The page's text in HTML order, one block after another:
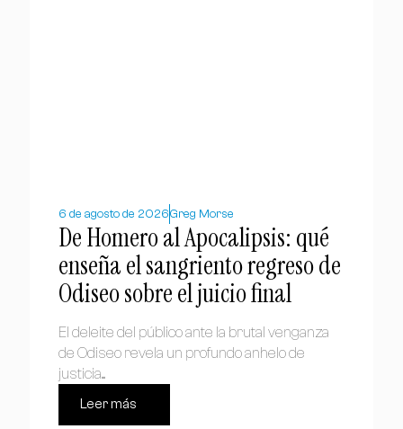
6 de agosto de 2026Greg Morse
De Homero al Apocalipsis: qué
enseña el sangriento regreso de
Odiseo sobre el juicio final
El deleite del público ante la brutal venganza
de Odiseo revela un profundo anhelo de
justicia....
Leer más